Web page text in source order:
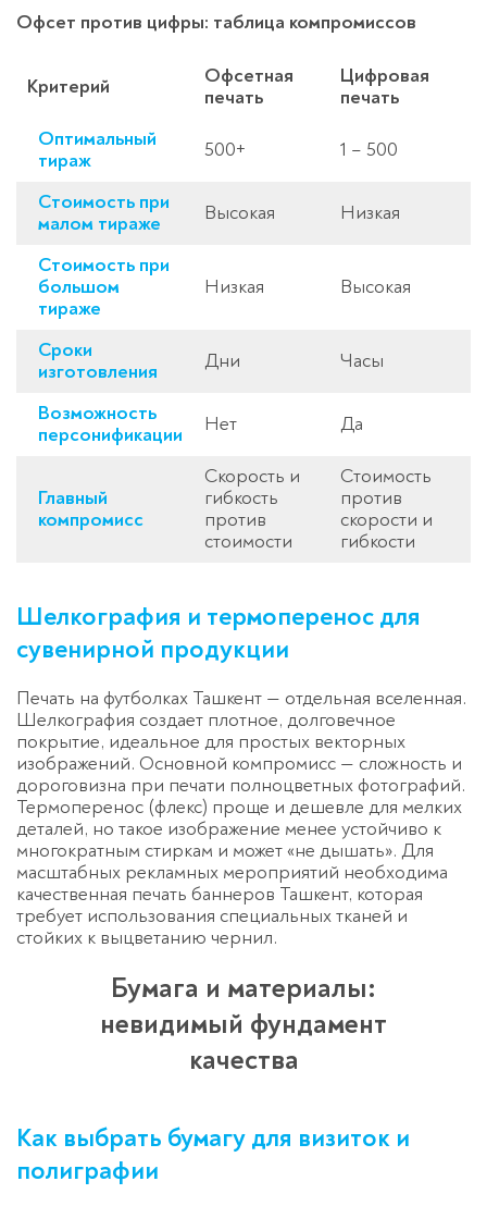
Офсет против цифры: таблица компромиссов
Критерий
Офсетная
печать
Цифровая
печать
Оптимальный
тираж
500+ 1 – 500
Стоимость при
малом тираже
Высокая Низкая
Стоимость при
большом
тираже
Низкая Высокая
Сроки
изготовления
Дни Часы
Возможность
персонификации
Нет Да
Главный
компромисс
Скорость и
гибкость
против
стоимости
Стоимость
против
скорости и
гибкости
Шелкография и термоперенос для
сувенирной продукции
Печать на футболках Ташкент — отдельная вселенная.
Шелкография создает плотное, долговечное
покрытие, идеальное для простых векторных
изображений. Основной компромисс — сложность и
дороговизна при печати полноцветных фотографий.
Термоперенос (флекс) проще и дешевле для мелких
деталей, но такое изображение менее устойчиво к
многократным стиркам и может «не дышать». Для
масштабных рекламных мероприятий необходима
качественная печать баннеров Ташкент, которая
требует использования специальных тканей и
стойких к выцветанию чернил.
Бумага и материалы:
невидимый фундамент
качества
Как выбрать бумагу для визиток и
полиграфии